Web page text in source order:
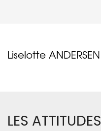
Liselotte
LES